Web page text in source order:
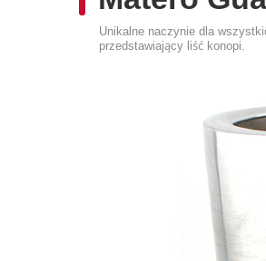
Unikalne naczynie dla
przedstawiający liść konopi.